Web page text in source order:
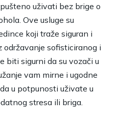
uživati bez brige o
Ove usluge su
koji traže siguran i
održavanje sofisticiranog i
biti sigurni da su vozači u
vam mirne i ugodne
u potpunosti uživate u
stresa ili briga.